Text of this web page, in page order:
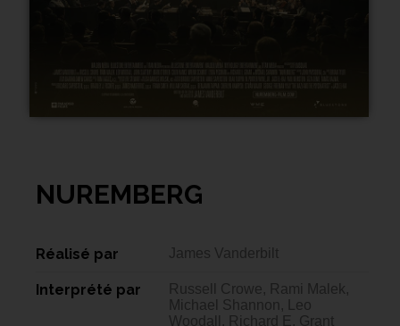
NUREMBERG
Réalisé par James Vanderbilt
Interprété par
Russell Crowe, Rami Malek,
Michael Shannon, Leo
Woodall, Richard E. Grant